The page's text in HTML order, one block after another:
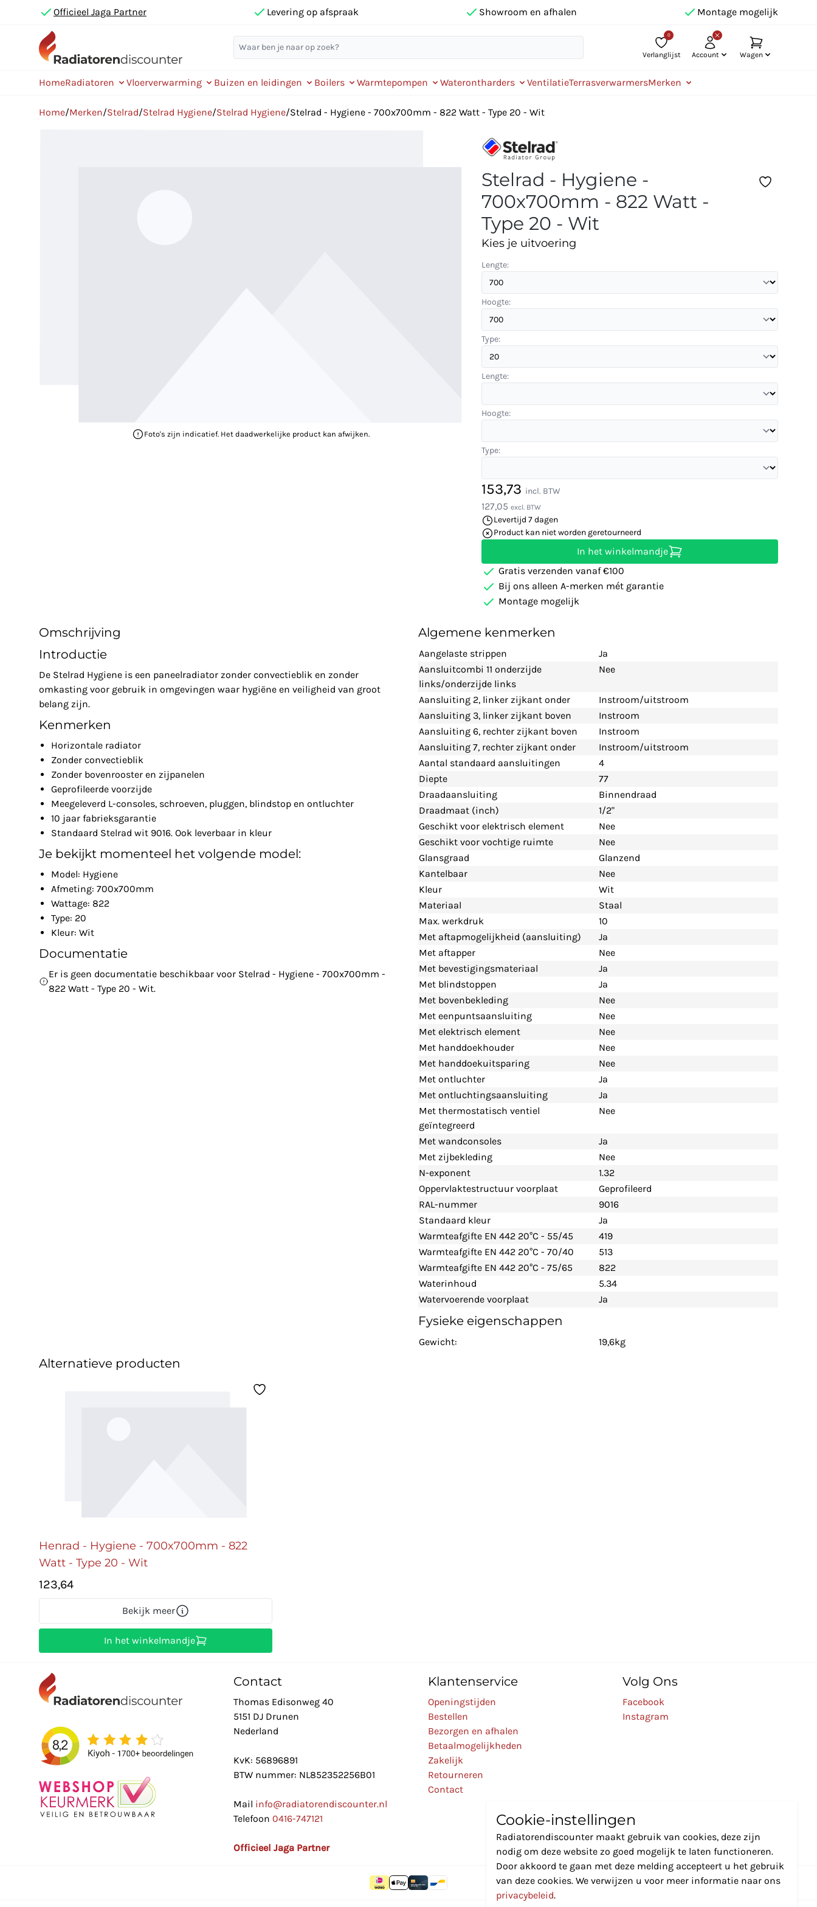
Officieel Jaga Partner Levering op afspraak Showroom en afhalen Montage mogelijk
0
Verlanglijst Account Wagen
HomeRadiatoren Vloerverwarming Buizen en leidingen Boilers Warmtepompen Waterontharders VentilatieTerrasverwarmersMerken
Home/Merken/Stelrad/Stelrad Hygiene/Stelrad Hygiene/Stelrad - Hygiene - 700x700mm - 822 Watt - Type 20 - Wit
Foto's zijn indicatief. Het daadwerkelijke product kan afwijken.
Stelrad - Hygiene -
700x700mm - 822 Watt -
Type 20 - Wit
Kies je uitvoering
Lengte:
Hoogte:
Type:
Lengte:
Hoogte:
Type:
153,73 incl. BTW
127,05 excl. BTW
Levertijd 7 dagen
Product kan niet worden geretourneerd
In het winkelmandje
Gratis verzenden vanaf €100
Bij ons alleen A-merken mét garantie
Montage mogelijk
Omschrijving
Introductie
De Stelrad Hygiene is een paneelradiator zonder convectieblik en zonder
omkasting voor gebruik in omgevingen waar hygiëne en veiligheid van groot
belang zijn.
Kenmerken
Horizontale radiator
Zonder convectieblik
Zonder bovenrooster en zijpanelen
Geprofileerde voorzijde
Meegeleverd L-consoles, schroeven, pluggen, blindstop en ontluchter
10 jaar fabrieksgarantie
Standaard Stelrad wit 9016. Ook leverbaar in kleur
Je bekijkt momenteel het volgende model:
Model: Hygiene
Afmeting: 700x700mm
Wattage: 822
Type: 20
Kleur: Wit
Documentatie
Er is geen documentatie beschikbaar voor Stelrad - Hygiene - 700x700mm -
822 Watt - Type 20 - Wit.
Algemene kenmerken
Aangelaste strippen
Ja
Aansluitcombi 11 onderzijde
links/onderzijde links
Nee
Aansluiting 2, linker zijkant onder
Instroom/uitstroom
Aansluiting 3, linker zijkant boven
Instroom
Aansluiting 6, rechter zijkant boven
Instroom
Aansluiting 7, rechter zijkant onder
Instroom/uitstroom
Aantal standaard aansluitingen
4
Diepte
77
Draadaansluiting
Binnendraad
Draadmaat (inch)
1/2"
Geschikt voor elektrisch element
Nee
Geschikt voor vochtige ruimte
Nee
Glansgraad
Glanzend
Kantelbaar
Nee
Kleur
Wit
Materiaal
Staal
Max. werkdruk
10
Met aftapmogelijkheid (aansluiting)
Ja
Met aftapper
Nee
Met bevestigingsmateriaal
Ja
Met blindstoppen
Ja
Met bovenbekleding
Nee
Met eenpuntsaansluiting
Nee
Met elektrisch element
Nee
Met handdoekhouder
Nee
Met handdoekuitsparing
Nee
Met ontluchter
Ja
Met ontluchtingsaansluiting
Ja
Met thermostatisch ventiel
geïntegreerd
Nee
Met wandconsoles
Ja
Met zijbekleding
Nee
N-exponent
1.32
Oppervlaktestructuur voorplaat
Geprofileerd
RAL-nummer
9016
Standaard kleur
Ja
Warmteafgifte EN 442 20°C - 55/45
419
Warmteafgifte EN 442 20°C - 70/40
513
Warmteafgifte EN 442 20°C - 75/65
822
Waterinhoud
5.34
Watervoerende voorplaat
Ja
Fysieke eigenschappen
Gewicht: 19,6kg
Alternatieve producten
Henrad - Hygiene - 700x700mm - 822
Watt - Type 20 - Wit
123,64
Bekijk meer
In het winkelmandje
Contact
Thomas Edisonweg 40
5151 DJ Drunen
Nederland
KvK: 56896891
BTW nummer: NL852352256B01
Mail info@radiatorendiscounter.nl
Telefoon 0416-747121
Officieel Jaga Partner
Klantenservice
Openingstijden
Bestellen
Bezorgen en afhalen
Betaalmogelijkheden
Zakelijk
Retourneren
Contact
Volg Ons
Facebook
Instagram
Cookie-instellingen
Radiatorendiscounter maakt gebruik van cookies, deze zijn
nodig om deze website zo goed mogelijk te laten functioneren.
Door akkoord te gaan met deze melding accepteert u het gebruik
van deze cookies. We verwijzen u voor meer informatie naar ons
privacybeleid.